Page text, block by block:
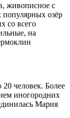
живописное с
популярных озёр
со всего
на
20 человек. Более
иногородних
Мария